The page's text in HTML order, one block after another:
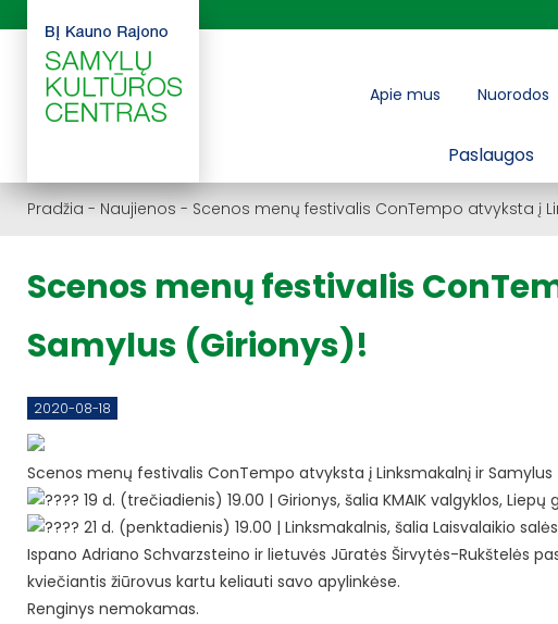
Apie mus Nuorodos
Paslaugos
Pradžia - Naujienos - Scenos menų festivalis ConTempo atvyksta į
Scenos menų festivalis
Samylus (Girionys)!
2020-08-18
Scenos menų festivalis ConTempo atvyksta į Linksmakalnį ir Samylus
19 d. (trečiadienis) 19.00 | Girionys, šalia KMAIK valgyklos, Liepų
21 d. (penktadienis) 19.00 | Linksmakalnis, šalia Laisvalaikio
Ispano Adriano Schvarzsteino ir lietuvės Jūratės Širvytės-Rukštelės
kviečiantis žiūrovus kartu keliauti savo apylinkėse.
Renginys nemokamas.